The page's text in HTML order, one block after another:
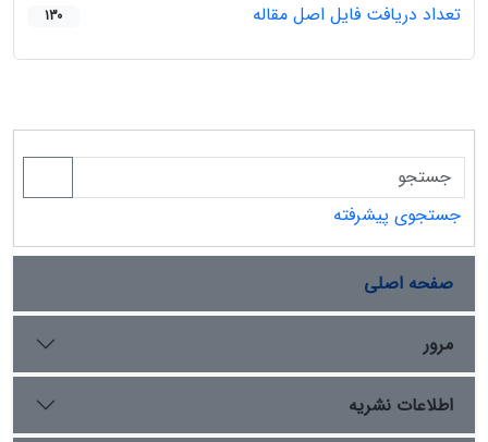
تعداد دریافت فایل اصل مقاله 130
جستجوی پیشرفته
صفحه اصلی
مرور
اطلاعات نشریه